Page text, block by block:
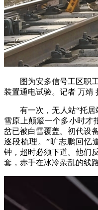
图为安多信号工区职工
装置通电试验。记者 万靖
有一次，无人站“托居
雪原上颠簸一个多小时才
岔已被白雪覆盖。初代设
逐段梳理。”旷志鹏回忆
钟，超时必须下道。他们
套，赤手在冰冷杂乱的线